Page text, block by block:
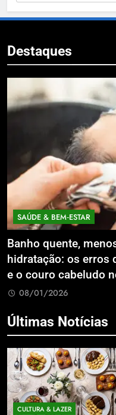
Destaques
SAÚDE & BEM‑ESTAR
Banho quente,
hidratação: os erros
e o couro cabeludo
08/01/2026
Últimas Notícias
CULTURA & LAZER